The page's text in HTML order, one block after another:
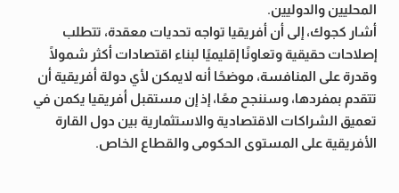
المحليين والدوليين.
أشار كجوك، إلى أن أفريقيا تواجه تحديات معقدة، تتطلب
إصلاحات حقيقية وتعاونًا إقليميًا لبناء اقتصادات أكثر شمولًا
وقدرة على المنافسة، موضحًا أنه لايمكن لأي دولة أفريقية أن
تتقدم بمفردها، وسننجح معًا، إذ إن مستقبل أفريقيا يكمن في
تعميق الشراكات الاقتصادية والاستثمارية بين دول القارة
الأفريقية على المستوى الحكومى والقطاع الخاص.